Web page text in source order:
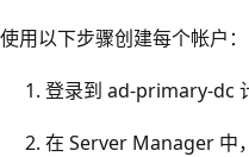
使用以下步骤创建每个帐户：
登录到 ad-primary-dc
在 Server Manager 中